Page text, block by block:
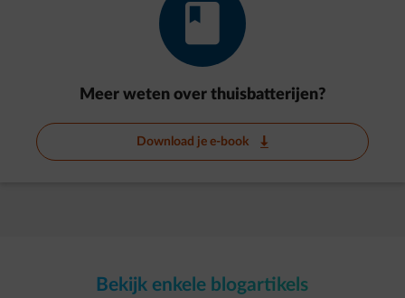
impulse-e-book
Meer weten over thuisbatterijen?
Download je e-book impulse-download
Bekijk enkele blogartikels